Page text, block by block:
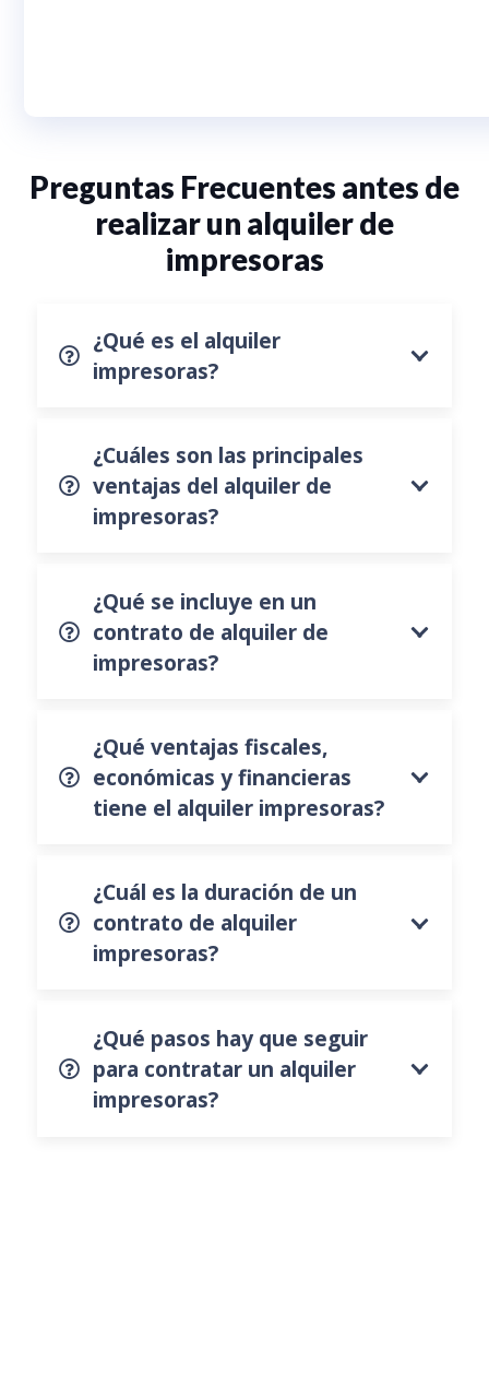
Preguntas Frecuentes antes de
realizar un alquiler de
impresoras
¿Qué es el alquiler
impresoras?
¿Cuáles son las principales
ventajas del alquiler de
impresoras?
¿Qué se incluye en un
contrato de alquiler de
impresoras?
¿Qué ventajas fiscales,
económicas y financieras
tiene el alquiler impresoras?
¿Cuál es la duración de un
contrato de alquiler
impresoras?
¿Qué pasos hay que seguir
para contratar un alquiler
impresoras?